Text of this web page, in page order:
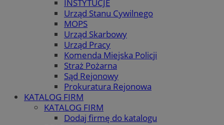
INSTYTUCJE
Urząd Stanu Cywilnego
MOPS
Urząd Skarbowy
Urząd Pracy
Komenda Miejska Policji
Straż Pożarna
Sąd Rejonowy
Prokuratura Rejonowa
KATALOG FIRM
KATALOG FIRM
Dodaj firmę do katalogu